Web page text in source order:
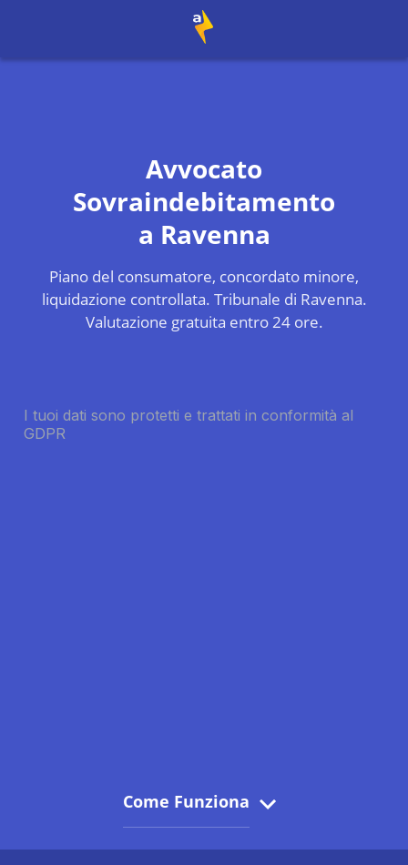
Avvocato
Sovraindebitamento
a Ravenna
Piano del consumatore, concordato minore,
liquidazione controllata. Tribunale di Ravenna.
Valutazione gratuita entro 24 ore.
Come Funziona